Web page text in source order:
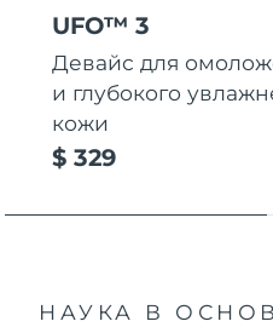
UFO™ 3
Девайс для
и глубокого
кожи
$ 329
НАУКА В